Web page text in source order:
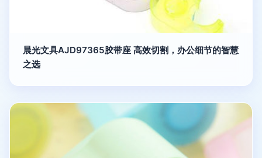
晨光文具AJD97365胶带座 高效切割，办公细节的智慧
之选